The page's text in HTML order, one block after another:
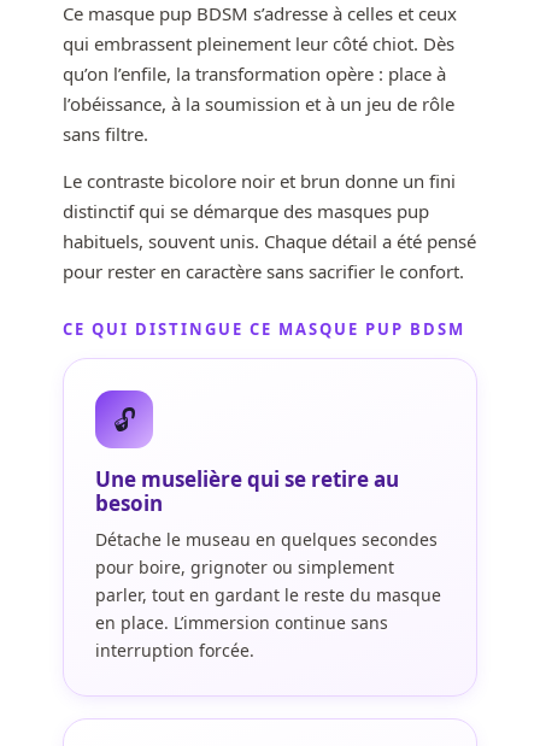
Ce masque pup BDSM s’adresse à celles et ceux
qui embrassent pleinement leur côté chiot. Dès
qu’on l’enfile, la transformation opère : place à
l’obéissance, à la soumission et à un jeu de rôle
sans filtre.
Le contraste bicolore noir et brun donne un fini
distinctif qui se démarque des masques pup
habituels, souvent unis. Chaque détail a été pensé
pour rester en caractère sans sacrifier le confort.
CE QUI DISTINGUE CE MASQUE PUP BDSM
🔓
Une muselière qui se retire au
besoin
Détache le museau en quelques secondes
pour boire, grignoter ou simplement
parler, tout en gardant le reste du masque
en place. L’immersion continue sans
interruption forcée.